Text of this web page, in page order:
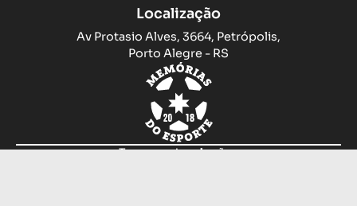
Localização
Av Protasio Alves, 3664, Petrópolis,
Porto Alegre - RS
Trocas e devoluções